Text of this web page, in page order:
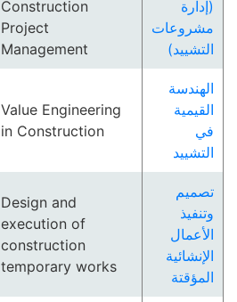
(إدارة
مشروعات
التشييد)
Construction
Project
Management
الهندسة
القيمية
في
التشييد
Value Engineering
in Construction
تصميم
وتنفيذ
الأعمال
الإنشائية
المؤقتة
Design and
execution of
construction
temporary works